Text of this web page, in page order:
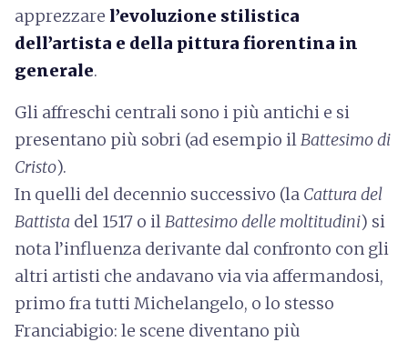
apprezzare l’evoluzione stilistica
dell’artista e della pittura fiorentina in
generale.
Gli affreschi centrali sono i più antichi e si
presentano più sobri (ad esempio ilBattesimo di
Cristo).
In quelli del decennio successivo (la Cattura del
Battista del 1517 o ilBattesimo delle moltitudini) si
nota l’influenza derivante dal confronto con gli
altri artisti che andavano via via affermandosi,
primo fra tutti Michelangelo, o lo stesso
Franciabigio: le scene diventano più